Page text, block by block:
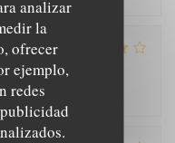
analizar
la
ofrecer
ejemplo,
redes
Calidad / Precio